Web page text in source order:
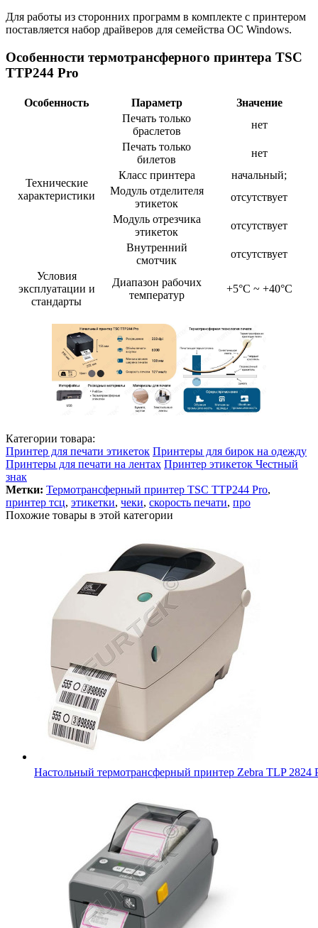
Для работы из сторонних программ в комплекте с принтером
поставляется набор драйверов для семейства ОС Windows.
Особенности термотрансферного принтера TSC
TTP244 Pro
Особенность Параметр Значение
Технические
характеристики
Печать только
браслетов
нет
Печать только
билетов
нет
Класс принтера
начальный;
Модуль отделителя
этикеток
отсутствует
Модуль отрезчика
этикеток
отсутствует
Внутренний
смотчик
отсутствует
Условия
эксплуатации и
стандарты
Диапазон рабочих
температур
+5°С ~ +40°С
Категории товара:
Принтер для печати этикеток Принтеры для бирок на одежду
Принтеры для печати на лентах Принтер этикеток Честный
знак
Метки: Термотрансферный принтер TSC TTP244 Pro,
принтер тсц, этикетки, чеки, скорость печати, про
Похожие товары в этой категории
Термопринтер этикеток Zebra ZD410